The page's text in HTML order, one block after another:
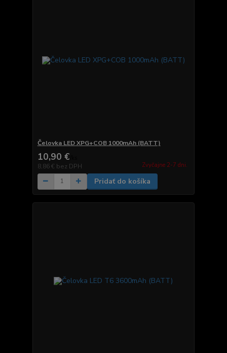
Čelovka LED XPG+COB 1000mAh (BATT)
10,90 €
8,86 € bez DPH Zvyčajne 2-7 dni.
Pridať do košíka